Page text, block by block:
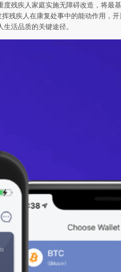
残疾人家庭实施无障碍改造，将最
残疾人在康复处事中的能动作用，
活品质的关键途径。